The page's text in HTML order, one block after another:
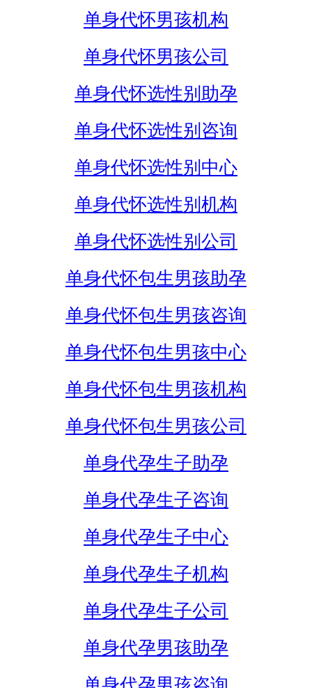
单身代怀男孩机构
单身代怀男孩公司
单身代怀选性别助孕
单身代怀选性别咨询
单身代怀选性别中心
单身代怀选性别机构
单身代怀选性别公司
单身代怀包生男孩助孕
单身代怀包生男孩咨询
单身代怀包生男孩中心
单身代怀包生男孩机构
单身代怀包生男孩公司
单身代孕生子助孕
单身代孕生子咨询
单身代孕生子中心
单身代孕生子机构
单身代孕生子公司
单身代孕男孩助孕